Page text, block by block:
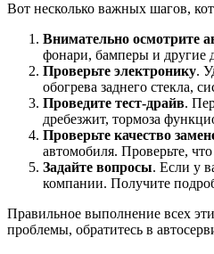
Вот несколько важных шагов,
Внимательно осмотрите
фонари, бамперы и другие
Проверьте электронику.
обогрева заднего стекла,
Проведите тест-драйв.
дребезжит, тормоза
Проверьте качество
автомобиля. Проверьте,
Задайте вопросы. Если у
компании. Получите
Правильное выполнение всех
проблемы, обратитесь в